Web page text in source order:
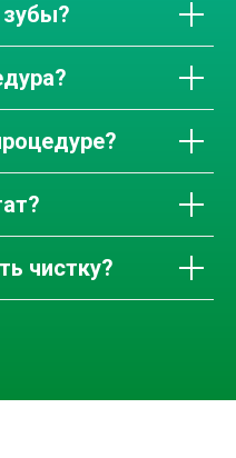
зубы?
чистку?